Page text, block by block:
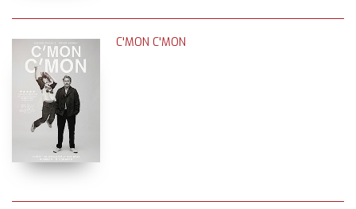
C'MON C'MON